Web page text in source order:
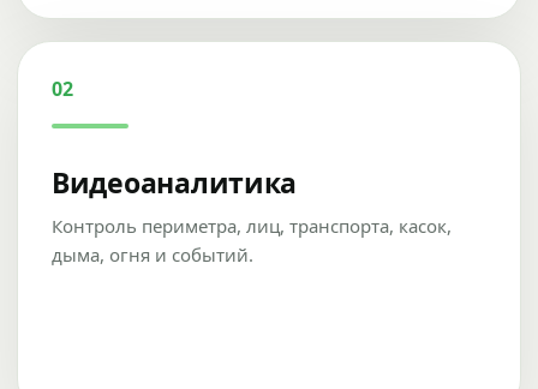
02
Видеоаналитика
Контроль периметра, лиц, транспорта, касок,
дыма, огня и событий.